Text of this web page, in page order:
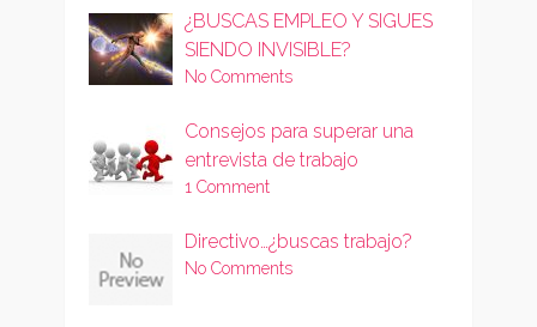
¿BUSCAS EMPLEO Y SIGUES
SIENDO INVISIBLE?
No Comments
Consejos para superar una
entrevista de trabajo
1 Comment
Directivo…¿buscas trabajo?
No Comments